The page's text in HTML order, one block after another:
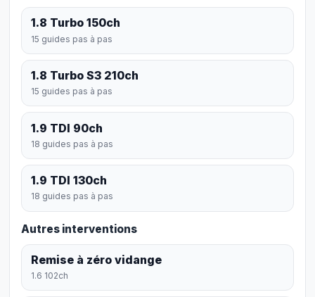
1.8 Turbo 150ch
15 guides pas à pas
1.8 Turbo S3 210ch
15 guides pas à pas
1.9 TDI 90ch
18 guides pas à pas
1.9 TDI 130ch
18 guides pas à pas
Autres interventions
Remise à zéro vidange
1.6 102ch